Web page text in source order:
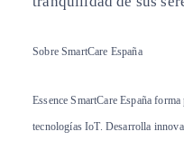
Sobre SmartCare España
Essence SmartCare España
tecnologías IoT. Desarrolla